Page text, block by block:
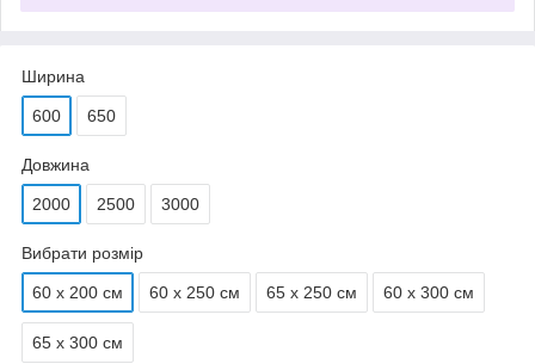
Ширина
600 650
Довжина
2000 2500 3000
Вибрати розмір
60 х 200 см 60 х 250 см 65 х 250 см 60 х 300 см
65 х 300 см